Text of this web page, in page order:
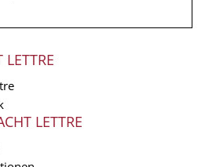
LETTRE
LETTRE